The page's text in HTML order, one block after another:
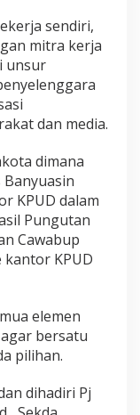
sendiri,
mitra kerja
unsur
dan media.
dimana
KPUD dalam
Pungutan
Cawabup
KPUD
elemen
bersatu
pilihan.
dihadiri Pj